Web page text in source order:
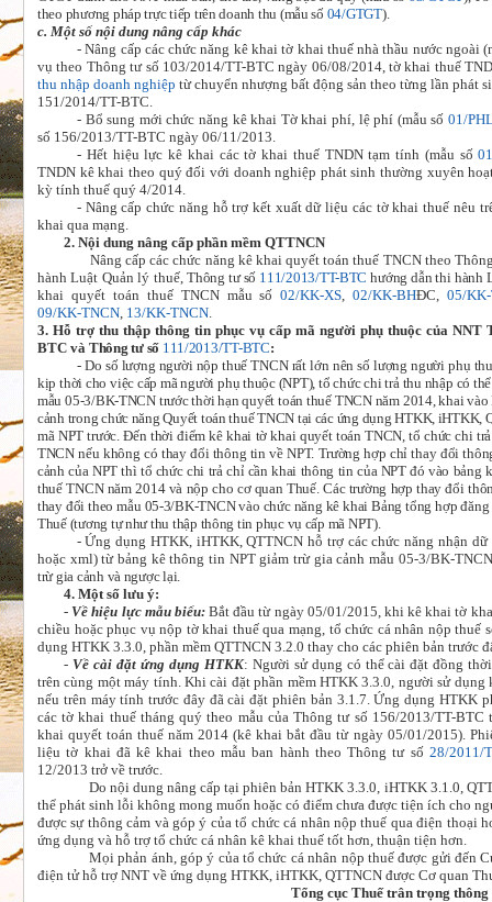
theo phương pháp trực tiếp trên doanh thu (mẫu số 04/GTGT).
c. Một số nội dung nâng cấp khác
- Nâng cấp các chức năng kê khai tờ khai thuế nhà thầu nước ngoài
vụ theo Thông tư số 103/2014/TT-BTC ngày 06/08/2014, tờ khai thuế
thu nhập doanh nghiệp từ chuyển nhượng bất động sản theo từng lần phát
151/2014/TT-BTC.
- Bổ sung mới chức năng kê khai Tờ khai phí, lệ phí (mẫu số 01/
số 156/2013/TT-BTC ngày 06/11/2013.
- Hết hiệu lực kê khai các tờ khai thuế TNDN tạm tính (mẫu số
TNDN kê khai theo quý đối với doanh nghiệp phát sinh thường xuyên
kỳ tính thuế quý 4/2014.
- Nâng cấp chức năng hỗ trợ kết xuất dữ liệu các tờ khai thuế nêu
khai qua mạng.
2. Nội dung nâng cấp phần mềm QTTNCN
Nâng cấp các chức năng kê khai quyết toán thuế TNCN theo
hành Luật Quản lý thuế,Thông tư số 111/2013/TT-BTC hướng dẫn thi hành
khai quyết toán thuế TNCN mẫu số02/KK-XS,02/KK-BHĐC,05/
09/KK-TNCN, 13/KK-TNCN.
3. Hỗ trợ thu thập thông tin phục vụ cấp mã người phụ thuộc của NNT
BTC và Thông tư số 111/2013/TT-BTC:
- Do số lượng người nộp thuế TNCN rất lớn nên số lượng người phụ
kịp thời cho việc cấp mã người phụ thuộc (NPT), tổ chức chi trả thu nhập có
mẫu 05-3/BK-TNCN trước thời hạn quyết toán thuế TNCN năm 2014, khai
cảnh trong chức năng Quyết toán thuế TNCN tại các ứng dụng HTKK, iHTKK,
mã NPT trước. Đến thời điểm kê khai tờ khai quyết toán TNCN, tổ chức chi
TNCN nếu không có thay đổi thông tin về NPT. Trường hợp chỉ thay đổi
cảnh của NPT thì tổ chức chi trả chỉ cần khai thông tin của NPT đó vào bảng
thuế TNCN năm 2014 và nộp cho cơ quan Thuế. Các trường hợp thay đổi
thay đổi theo mẫu 05-3/BK-TNCN vào chức năng kê khai Bảng tổng hợp
Thuế (tương tự như thu thập thông tin phục vụ cấp mã NPT).
- Ứng dụng HTKK, iHTKK, QTTNCN hỗ trợ các chức năng nhận
hoặc xml) từ bảng kê thông tin NPT giảm trừ gia cảnh mẫu 05-3/BK-
trừ gia cảnh và ngược lại.
4. Một số lưu ý:
- Về hiệu lực mẫu biểu:Bắt đầu từ ngày 05/01/2015, khi kê khai tờ
chiều hoặc phục vụ nộp tờ khai thuế qua mạng, tổ chức cá nhân nộp thuế
dụng HTKK 3.3.0, phần mềm QTTNCN 3.2.0 thay cho các phiên bản trước
- Về cài đặt ứng dụng HTKK: Người sử dụng có thể cài đặt đồng
trên cùng một máy tính. Khi cài đặt phần mềm HTKK 3.3.0, người sử
nếu trên máy tính trước đây đã cài đặt phiên bản 3.1.7. Ứng dụng HTKK
các tờ khai thuế tháng quý theo mẫu của Thông tư số 156/2013/TT-
khai quyết toán thuế năm 2014 (kê khai bắt đầu từ ngày 05/01/2015).
liệu tờ khai đã kê khai theo mẫu ban hành theo Thông tư số 28/2011/
12/2013 trở về trước.
Do nội dung nâng cấp tại phiên bản HTKK 3.3.0, iHTKK 3.1.0,
thể phát sinh lỗi không mong muốn hoặc có điểm chưa được tiện ích cho
được sự thông cảm và góp ý của tổ chức cá nhân nộp thuế qua điện thoại
ứng dụng và hỗ trợ tổ chức cá nhân kê khai thuế tốt hơn, thuận tiện hơn.
Mọi phản ánh, góp ý của tổ chức cá nhân nộp thuế được gửi đến
điện tử hỗ trợ NNT về ứng dụng HTKK, iHTKK, QTTNCN được Cơ quan
Tổng cục Thuế trân trọng thông